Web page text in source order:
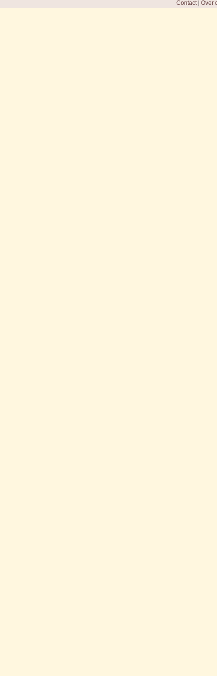
Contact| Over